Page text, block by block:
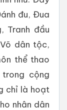
đu, Đua
Tranh đầu
dân tộc,
thể thao
cộng
chỉ là hoạt
nhân dân